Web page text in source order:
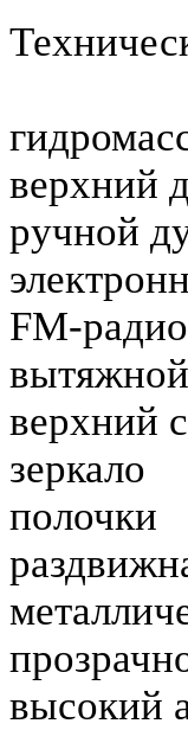
верхний
ручной
FM-радио
верхний
зеркало
полочки
высокий